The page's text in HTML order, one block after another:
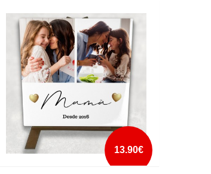
13.90€